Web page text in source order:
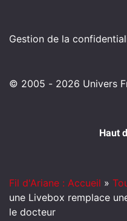
Gestion de la
© 2005 - 2026 Univers
Haut
Fil d'Ariane : Accueil »
une Livebox remplace
le docteur